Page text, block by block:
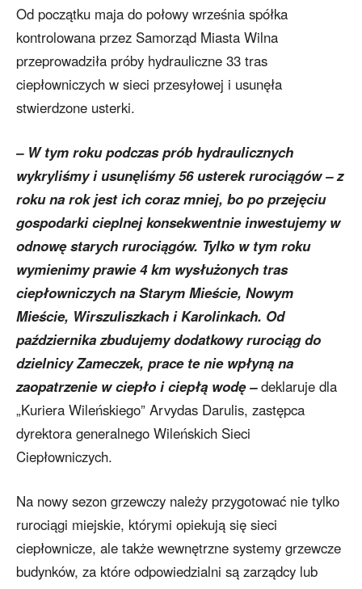
Od początku maja do połowy września spółka
kontrolowana przez Samorząd Miasta Wilna
przeprowadziła próby hydrauliczne 33 tras
ciepłowniczych w sieci przesyłowej i usunęła
stwierdzone usterki.
– W tym roku podczas prób hydraulicznych
wykryliśmy i usunęliśmy 56 usterek rurociągów – z
roku na rok jest ich coraz mniej, bo po przejęciu
gospodarki cieplnej konsekwentnie inwestujemy w
odnowę starych rurociągów. Tylko w tym roku
wymienimy prawie 4 km wysłużonych tras
ciepłowniczych na Starym Mieście, Nowym
Mieście, Wirszuliszkach i Karolinkach. Od
października zbudujemy dodatkowy rurociąg do
dzielnicy Zameczek, prace te nie wpłyną na
zaopatrzenie w ciepło i ciepłą wodę –deklaruje dla
„Kuriera Wileńskiego” Arvydas Darulis, zastępca
dyrektora generalnego Wileńskich Sieci
Ciepłowniczych.
Na nowy sezon grzewczy należy przygotować nie tylko
rurociągi miejskie, którymi opiekują się sieci
ciepłownicze, ale także wewnętrzne systemy grzewcze
budynków, za które odpowiedzialni są zarządcy lub